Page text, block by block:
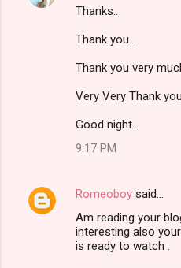
Thanks..
Thank you..
Thank you very
Very Very Thank
Good night..
9:17 PM
Romeoboy said…
Am reading your
interesting also
is ready to watch .